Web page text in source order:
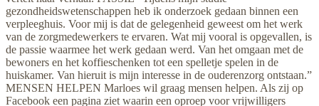
gezondheidswetenschappen heb ik onderzoek gedaan binnen een
verpleeghuis. Voor mij is dat de gelegenheid geweest om het werk
van de zorgmedewerkers te ervaren. Wat mij vooral is opgevallen, is
de passie waarmee het werk gedaan werd. Van het omgaan met de
bewoners en het koffieschenken tot een spelletje spelen in de
huiskamer. Van hieruit is mijn interesse in de ouderenzorg ontstaan.”
MENSEN HELPEN Marloes wil graag mensen helpen. Als zij op
Facebook een pagina ziet waarin een oproep voor vrijwilligers